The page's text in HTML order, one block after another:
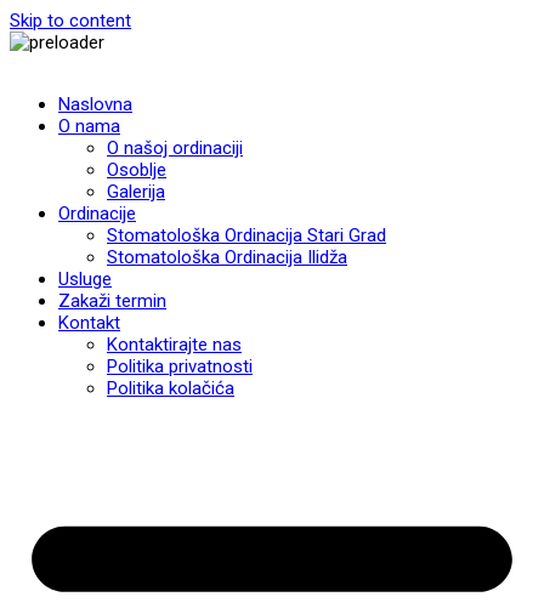
Skip to content
Naslovna
O nama
O našoj ordinaciji
Osoblje
Galerija
Ordinacije
Stomatološka Ordinacija Stari Grad
Stomatološka Ordinacija Ilidža
Usluge
Zakaži termin
Kontakt
Kontaktirajte nas
Politika privatnosti
Politika kolačića